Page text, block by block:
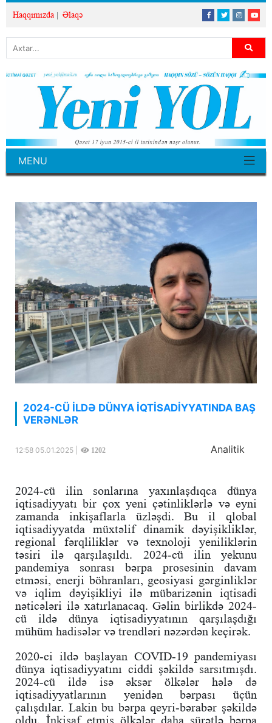
Haqqımızda Əlaqə
MENU
2024-CÜ İLDƏ DÜNYA İQTİSADİYYATINDA BAŞ
VERƏNLƏR
12:58 05.01.2025 | 1202 Analitik
2024-cü ilin sonlarına yaxınlaşdıqca dünya
iqtisadiyyatı bir çox yeni çətinliklərlə və eyni
zamanda inkişaflarla üzləşdi. Bu il qlobal
iqtisadiyyatda müxtəlif dinamik dəyişikliklər,
regional fərqliliklər və texnoloji yeniliklərin
təsiri ilə qarşılaşıldı. 2024-cü ilin yekunu
pandemiya sonrası bərpa prosesinin davam
etməsi, enerji böhranları, geosiyasi gərginliklər
və iqlim dəyişikliyi ilə mübarizənin iqtisadi
nəticələri ilə xatırlanacaq. Gəlin birlikdə 2024-
cü ildə dünya iqtisadiyyatının qarşılaşdığı
mühüm hadisələr və trendləri nəzərdən keçirək.
2020-ci ildə başlayan COVID-19 pandemiyası
dünya iqtisadiyyatını ciddi şəkildə sarsıtmışdı.
2024-cü ildə isə əksər ölkələr hələ də
iqtisadiyyatlarının yenidən bərpası üçün
çalışdılar. Lakin bu bərpa qeyri-bərabər şəkildə
oldu. İnkişaf etmiş ölkələr daha sürətlə bərpa